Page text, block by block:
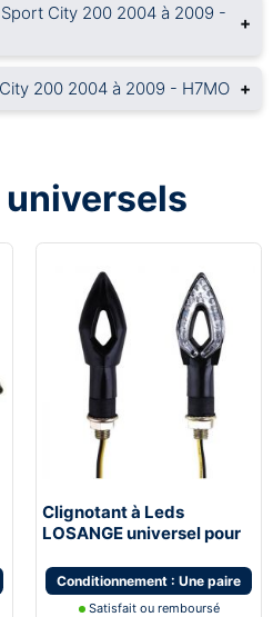
City 200 2004 à 2009 -
+
200 2004 à 2009 - H7MO +
universels
Clignotant à Leds
LOSANGE universel pour
Conditionnement : Une paire
Satisfait ou remboursé